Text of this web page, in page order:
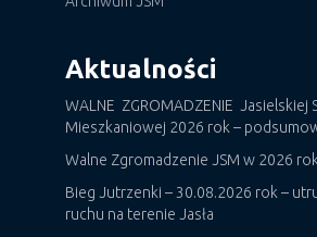
Aktualności
WALNE ZGROMADZENIE Jasielskiej
Mieszkaniowej 2026 rok –
Walne Zgromadzenie JSM w 2026
Bieg Jutrzenki – 30.08.2026 rok –
ruchu na terenie Jasła